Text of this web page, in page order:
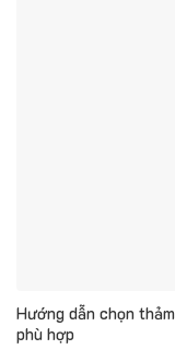
Hướng dẫn chọn
phù hợp